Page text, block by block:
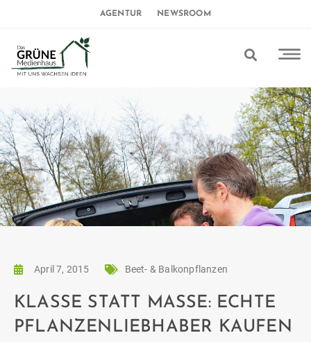
AGENTUR NEWSROOM
April 7, 2015 Beet- & Balkonpflanzen
KLASSE STATT MASSE: ECHTE
PFLANZENLIEBHABER KAUFEN